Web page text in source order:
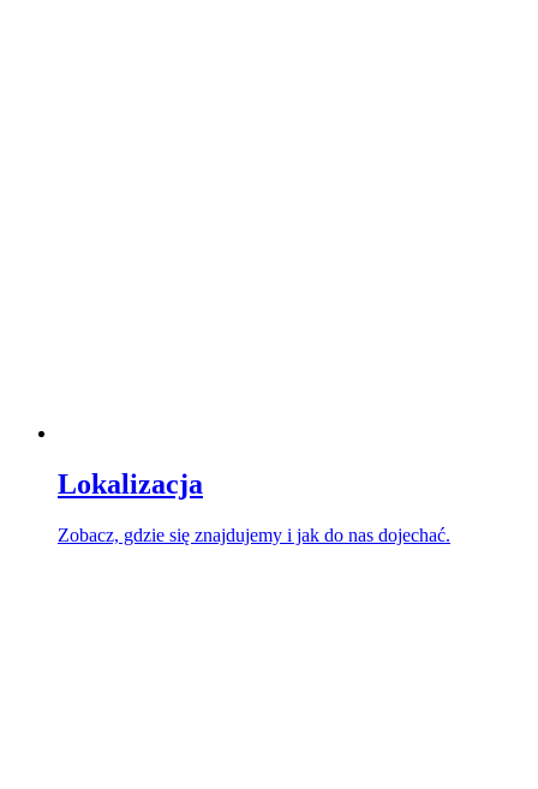
Lokalizacja
Zobacz, gdzie się znajdujemy i jak do nas dojechać.